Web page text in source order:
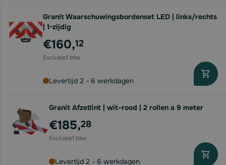
Granit Waarschuwingsbordenset LED | links/rechts
| 1-zijdig
€160,12
Levertijd 2 - 6 werkdagen
Granit Afzetlint | wit-rood | 2 rollen a 9 meter
€185,28
Levertijd 2 - 6 werkdagen